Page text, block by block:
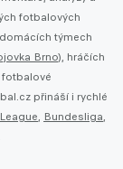
fotbalových
týmech
Brno), hráčích
fotbalové
přináší i rychlé
, Bundesliga,